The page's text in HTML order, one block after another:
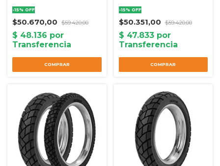
-15% OFF
$50.670,00 $59.420,00
-15% OFF
$50.351,00 $59.420,00